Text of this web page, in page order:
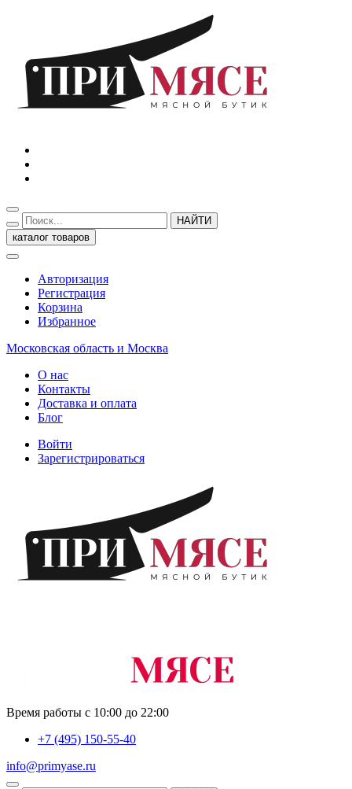
НАЙТИ
каталог товаров
Авторизация
Регистрация
Корзина
Избранное
Московская область и Москва
О нас
Контакты
Доставка и оплата
Блог
Войти
Зарегистрироваться
Время работы с 10:00 до 22:00
+7 (495) 150-55-40
info@primyase.ru